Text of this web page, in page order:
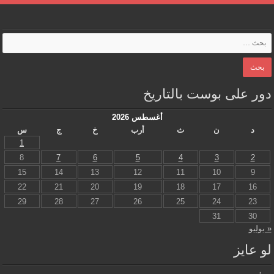
دور على بوست بالتاريخ
أغسطس 2026
د
ن ث أرب خ ج
س
1
2
3
4
5
6
7
8
9
10
11
12
13
14
15
16
17
18
19
20
21
22
23
24
25
26
27
28
29
30
31
« يوليو
لو عايز